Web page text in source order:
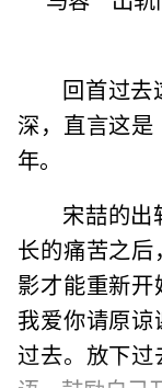
回首过
深，直言这
年。
宋喆的出
长的痛苦之
影才能重新
我爱你请原
过去。放下